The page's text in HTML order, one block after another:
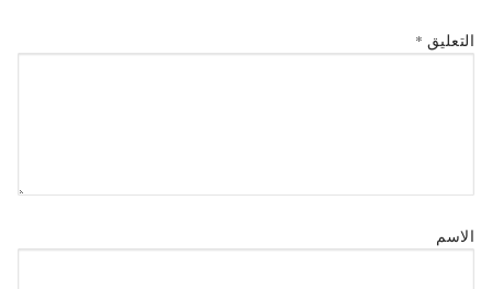
التعليق *
الاسم